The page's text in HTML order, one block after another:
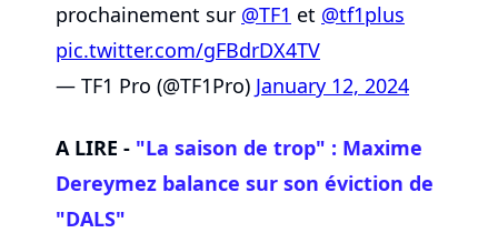
prochainement sur @TF1 et @tf1plus
pic.twitter.com/gFBdrDX4TV
— TF1 Pro (@TF1Pro) January 12, 2024
A LIRE - "La saison de trop" : Maxime
Dereymez balance sur son éviction de
"DALS"